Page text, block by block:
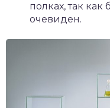
полках, так как
очевиден.